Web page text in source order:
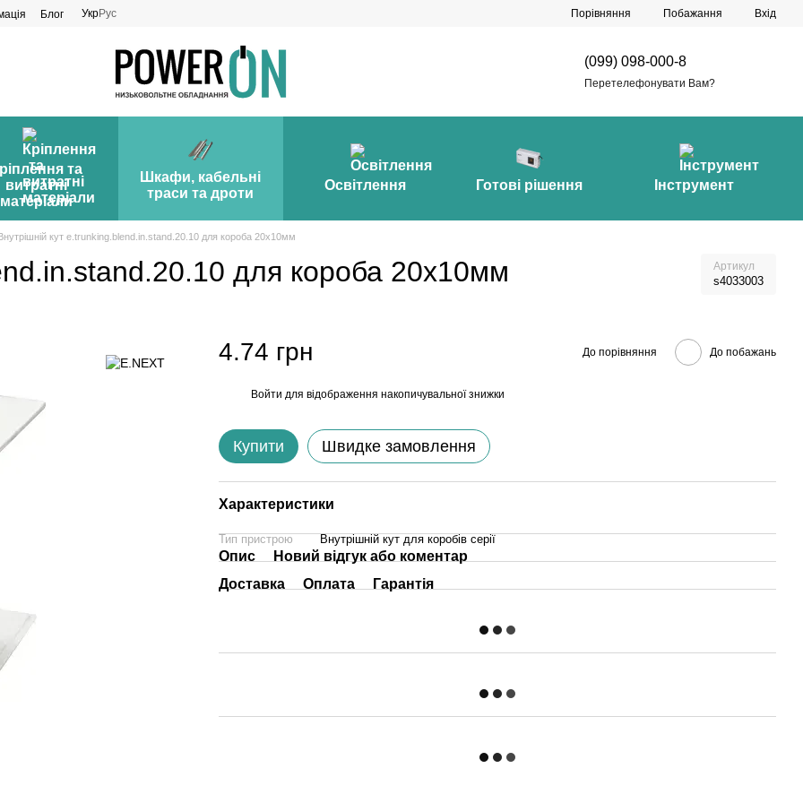
Блог УкрРус Порівняння Побажання Вхід
(099) 098-000-8
Перетелефонувати Вам?
та
витратні
матеріали
Шкафи, кабельні
траси та дроти
Освітлення Готові рішення Інструмент
кут e.trunking.blend.in.stand.20.10 для короба 20х10мм
для короба 20х10мм Артикул
s4033003
4.74 грн До порівняння До побажань
Войти для відображення накопичувальної знижки
Купити Швидке замовлення
Характеристики
Тип пристрою Внутрішній кут для коробів серії
Опис
Новий відгук або коментар
Доставка
Оплата Гарантія